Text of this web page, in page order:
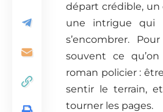
départ crédible,
une intrigue qui
s’encombrer.
souvent ce
roman policier :
sentir le terrain,
tourner les pages.